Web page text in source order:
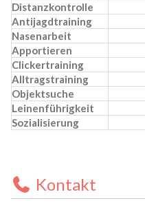
Distanzkontrolle
Antijagdtraining
Nasenarbeit
Apportieren
Clickertraining
Alltragstraining
Objektsuche
Leinenführigkeit
Sozialisierung
Kontakt